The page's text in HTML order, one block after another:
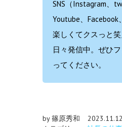
SNS（Instagram、
Youtube、Facebook
楽しくてクスっと
日々発信中。ぜひ
ってください。
by 篠原秀和
2023.11.12